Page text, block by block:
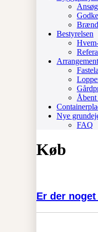
Bestyrelsen
Nye
FAQ
Køb
Er der